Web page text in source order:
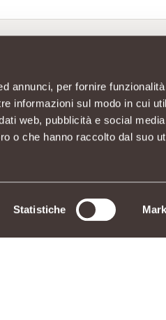
annunci, per fornire
informazioni sul modo in cui
web, pubblicità e social
o che hanno raccolto dal suo
Statistiche